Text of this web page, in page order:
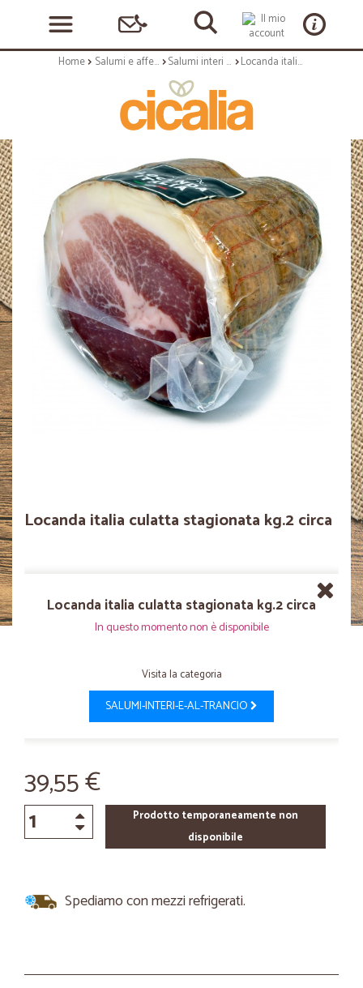
Home Salumi e affettati Salumi interi e al trancio Locanda italia culatta stagionata kg.2 circa
Locanda italia culatta stagionata kg.2 circa
Locanda italia culatta stagionata kg.2 circa
In questo momento non è disponibile
Visita la categoria
SALUMI-INTERI-E-AL-TRANCIO
39,55 €
Prodotto temporaneamente non
disponibile
Spediamo con mezzi refrigerati.